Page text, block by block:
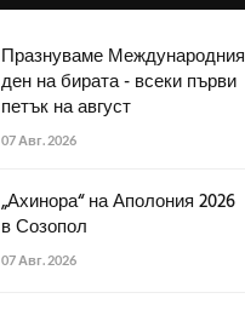
Празнуваме Международния
ден на бирата - всеки първи
петък на август
07 Авг. 2026
„Ахинора“ на Аполония 2026
в Созопол
07 Авг. 2026